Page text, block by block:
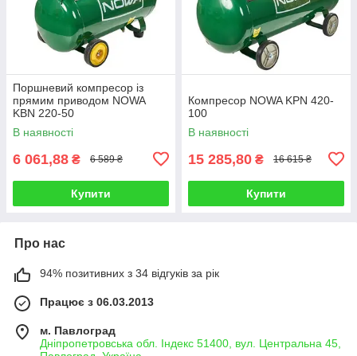
Поршневий компресор із
прямим приводом NOWA
KBN 220-50
В наявності
6 061,88 ₴ 6 589 ₴
Купити
Компресор NOWA KPN 420-
100
В наявності
15 285,80 ₴ 16 615 ₴
Купити
Про нас
94% позитивних з 34 відгуків за рік
Працює з 06.03.2013
м. Павлоград
Дніпропетровська обл. Індекс 51400, вул. Центральна 45,